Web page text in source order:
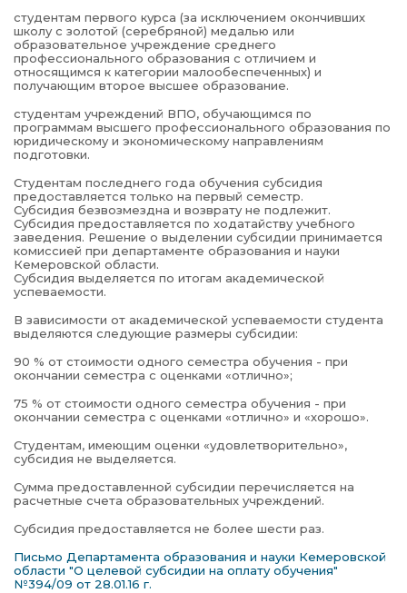
студентам первого курса (за исключением окончивших
школу с золотой (серебряной) медалью или
образовательное учреждение среднего
профессионального образования с отличием и
относящимся к категории малообеспеченных) и
получающим второе высшее образование.
студентам учреждений ВПО, обучающимся по
программам высшего профессионального образования по
юридическому и экономическому направлениям
подготовки.
Студентам последнего года обучения субсидия
предоставляется только на первый семестр.
Субсидия безвозмездна и возврату не подлежит.
Субсидия предоставляется по ходатайству учебного
заведения. Решение о выделении субсидии принимается
комиссией при департаменте образования и науки
Кемеровской области.
Субсидия выделяется по итогам академической
успеваемости.
В зависимости от академической успеваемости студента
выделяются следующие размеры субсидии:
90 % от стоимости одного семестра обучения - при
окончании семестра с оценками «отлично»;
75 % от стоимости одного семестра обучения - при
окончании семестра с оценками «отлично» и «хорошо».
Студентам, имеющим оценки «удовлетворительно»,
субсидия не выделяется.
Сумма предоставленной субсидии перечисляется на
расчетные счета образовательных учреждений.
Субсидия предоставляется не более шести раз.
Письмо Департамента образования и науки Кемеровской
области "О целевой субсидии на оплату обучения"
№394/09 от 28.01.16 г.